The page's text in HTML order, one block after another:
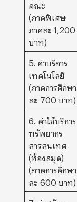
คณะ
(ภาคพิเศษ
ภาคละ 1,200
บาท)
5. ค่าบริการ
เทคโนโลยี
(ภาคการศึกษา
ละ 700 บาท)
6. ค่าใช้บริการ
ทรัพยากร
สารสนเทศ
(ห้องสมุด)
(ภาคการศึกษา
ละ 600 บาท)